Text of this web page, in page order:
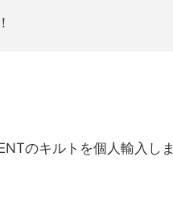
のキルトを個人輸入しま